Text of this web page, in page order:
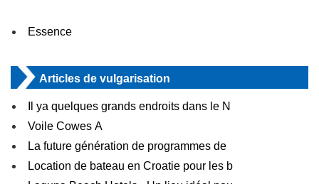
Essence
Articles de vulgarisation
Il ya quelques grands endroits dans le N
Voile Cowes A
La future génération de programmes de
Location de bateau en Croatie pour les b